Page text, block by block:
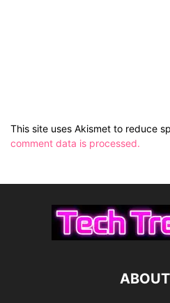
This site uses Akismet to reduce
comment data is processed.